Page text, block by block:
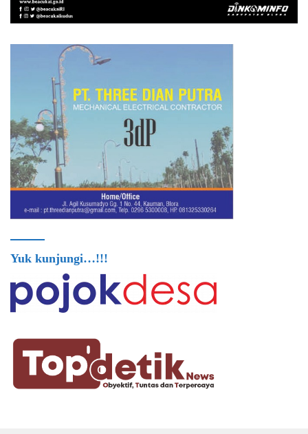
Yuk kunjungi…!!!